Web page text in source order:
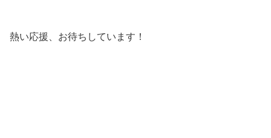
熱い応援、お待ちしています！